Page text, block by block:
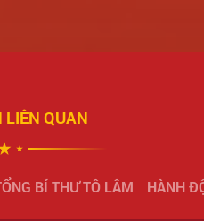
LIÊN QUAN
BÍ THƯ TÔ LÂM HÀNH